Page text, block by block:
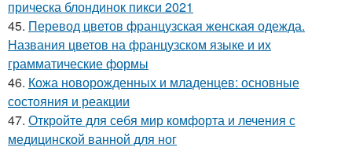
прическа блондинок пикси 2021
45. Перевод цветов французская женская одежда.
Названия цветов на французском языке и их
грамматические формы
46. Кожа новорожденных и младенцев: основные
состояния и реакции
47. Откройте для себя мир комфорта и лечения с
медицинской ванной для ног